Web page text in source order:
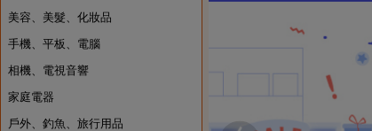
美容、美髮、化妝品
手機、平板、電腦
相機、電視音響
家庭電器
戶外、釣魚、旅行用品